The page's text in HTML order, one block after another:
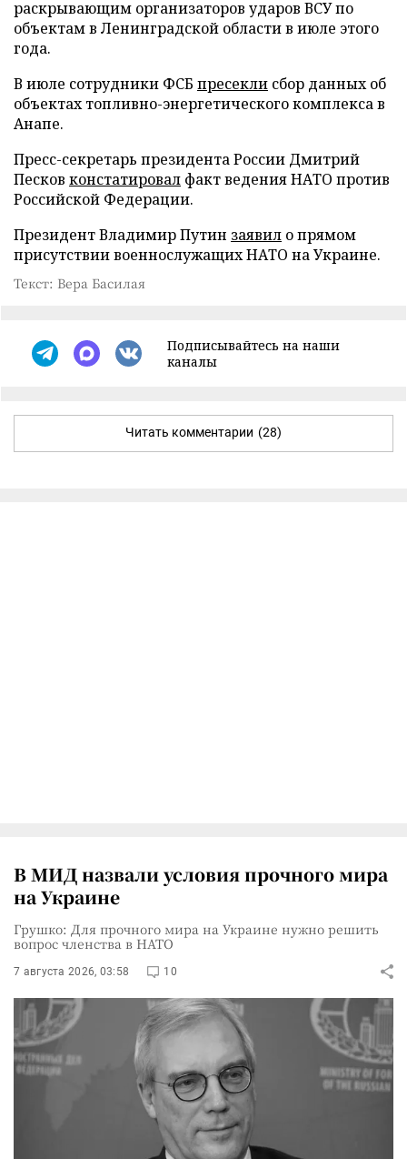
раскрывающим организаторов ударов ВСУ по
объектам в Ленинградской области в июле этого
года.
В июле сотрудники ФСБ пресекли сбор данных об
объектах топливно-энергетического комплекса в
Анапе.
Пресс-секретарь президента России Дмитрий
Песков констатировал факт ведения НАТО против
Российской Федерации.
Президент Владимир Путин заявил о прямом
присутствии военнослужащих НАТО на Украине.
Текст: Вера Басилая
Подписывайтесь на наши
каналы
Читать комментарии (28)
В МИД назвали условия прочного мира
на Украине
Грушко: Для прочного мира на Украине нужно решить
вопрос членства в НАТО
7 августа 2026, 03:58 10